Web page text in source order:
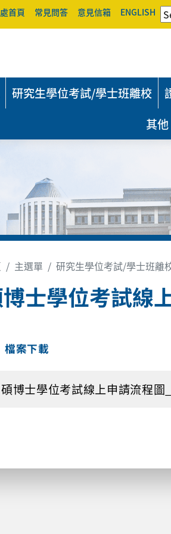
首頁 常見問答 意見信箱 ENGLISH
研究生學位考試/學士班離校
其他
主選單 研究生學位考試/學士班離
士學位考試線
檔案下載
碩博士學位考試線上申請流程